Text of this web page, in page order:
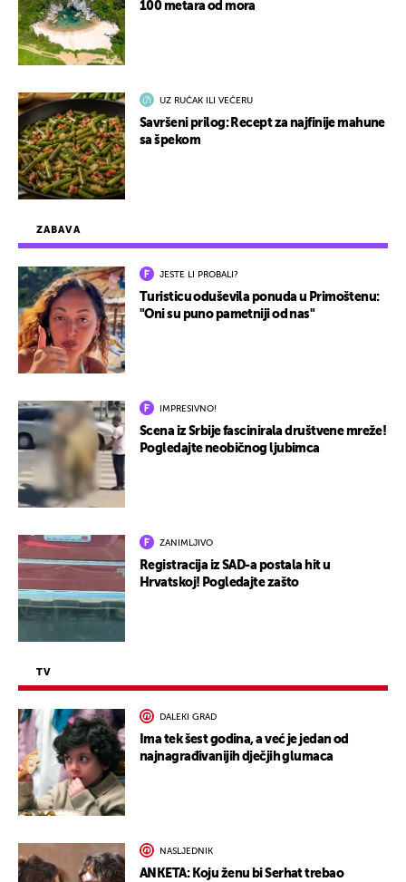
ZABAVA
JESTE LI PROBALI?
Turisticu oduševila ponuda u Primoštenu:
"Oni su puno pametniji od nas"
IMPRESIVNO!
Scena iz Srbije fascinirala društvene mreže!
Pogledajte neobičnog ljubimca
ZANIMLJIVO
Registracija iz SAD-a postala hit u
Hrvatskoj! Pogledajte zašto
TV
DALEKI GRAD
Ima tek šest godina, a već je jedan od
najnagrađivanijih dječjih glumaca
NASLJEDNIK
ANKETA: Koju ženu bi Serhat trebao
100 metara od mora
UZ RUČAK ILI VEČERU
Savršeni prilog: Recept za najfinije mahune
sa špekom